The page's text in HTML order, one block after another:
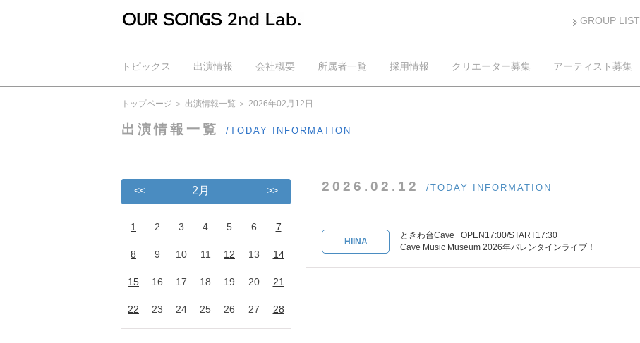
GROUP LIST
トピックス 出演情報 会社概要 所属者一覧 採用情報 クリエーター募集
アーティスト募集
公式YouTube
トップページ 出演情報一覧 2026年02月12日
出演情報一覧 /TODAY INFORMATION
2026.02.12 /TODAY INFORMATION
HIINA
ときわ台Cave OPEN17:00/START17:30
Cave Music Museum 2026年バレンタインライブ！
<< 2月 >>
1 2 3 4 5 6 7
8 9 10 11 12 13 14
15 16 17 18 19 20 21
22 23 24 25 26 27 28